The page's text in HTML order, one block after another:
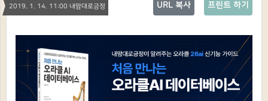
2019. 1. 14. 11:00 내맘대로긍정 프린트 하기
URL 복사